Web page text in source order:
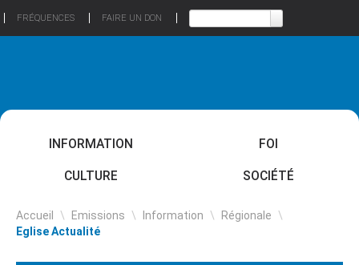
FRÉQUENCES FAIRE UN DON
INFORMATION FOI
CULTURE SOCIÉTÉ
Accueil \ Emissions \ Information \ Régionale \
Eglise Actualité